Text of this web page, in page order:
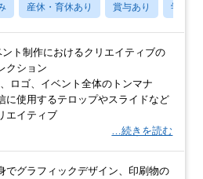
産休・育休あり 賞与あり 学歴不
ト制作におけるクリエイティブの
クション
ロゴ、イベント全体のトンマナ
に使用するテロップやスライドなど
エイティブ
…続きを読む
でグラフィックデザイン、印刷物の